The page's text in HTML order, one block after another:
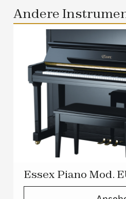
Andere
Essex Piano Mod.